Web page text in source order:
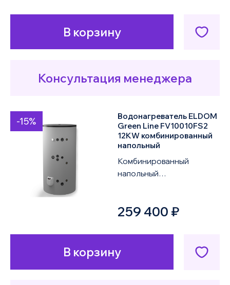
В корзину
Консультация менеджера
-15%
Водонагреватель ELDOM
Green Line FV10010FS2
12KW комбинированный
напольный
Комбинированный
напольный
12KW объемом 1000
259 400 ₽
В корзину